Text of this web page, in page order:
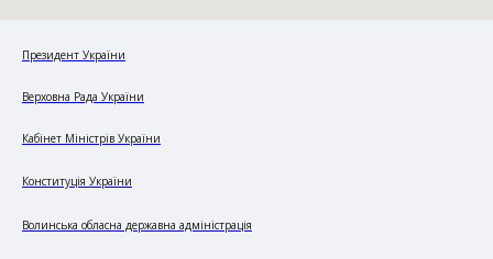
Президент України
Верховна Рада України
Кабінет Міністрів України
Конституція України
Волинська обласна державна адміністрація